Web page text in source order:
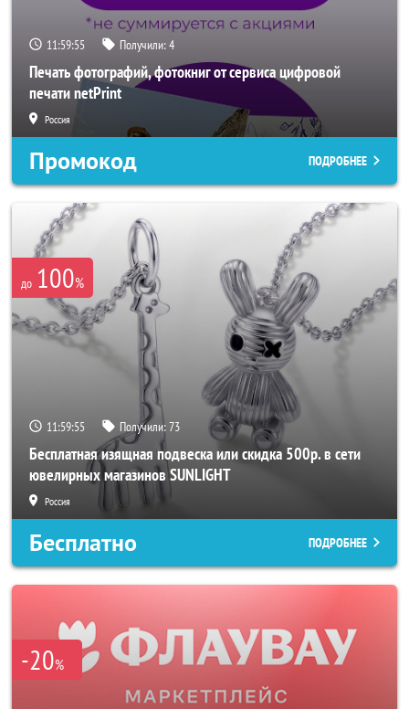
11:59:53 Получили:4
Печать фотографий, фотокниг от сервиса цифровой
печати netPrint
Россия
Промокод ПОДРОБНЕЕ
до 100%
11:59:53 Получили:73
Бесплатная изящная подвеска или скидка 500р. в сети
ювелирных магазинов SUNLIGHT
Россия
Бесплатно ПОДРОБНЕЕ
-20%